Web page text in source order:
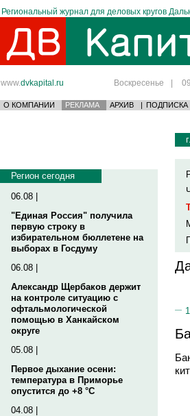
Региональный журнал для деловых кругов
www.dvkapital.ru Воскресенье |
О КОМПАНИИ РЕКЛАМА АРХИВ | ПОДПИСКА
Регион сегодня
06.08 |
"Единая Россия" получила
первую строку в
избирательном бюллетене на
выборах в Госдуму
06.08 |
Александр Щербаков держит
на контроле ситуацию с
офтальмологической
помощью в Ханкайском
округе
05.08 |
Первое дыхание осени:
температура в Приморье
опустится до +8 °C
04.08 |